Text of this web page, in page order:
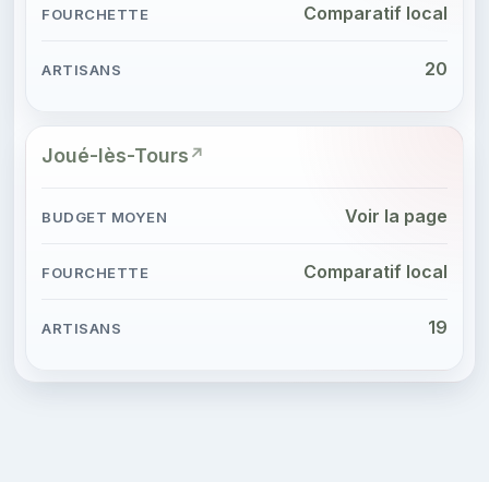
Comparatif local
20
Joué-lès-Tours
Voir la page
Comparatif local
19